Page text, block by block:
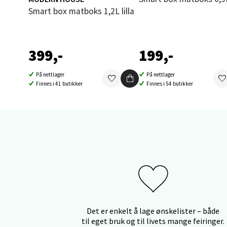
Smart box matboks 1,2L lilla
399,-
På nettlager
Finnes i 41 butikker
199,-
På nettlager
Finnes i 54 butikker
Det er enkelt å lage ønskelister – både
til eget bruk og til livets mange feiringer.
Thon
Åpent i